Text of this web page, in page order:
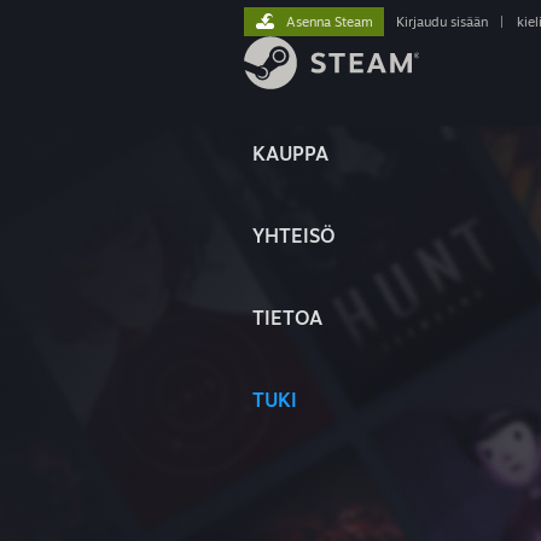
KAUPPA
YHTEISÖ
TIETOA
TUKI
Asenna Steam Kirjaudu sisään kieli